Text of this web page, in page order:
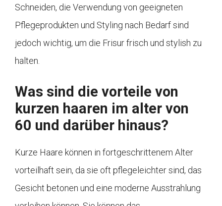
Schneiden, die Verwendung von geeigneten
Pflegeprodukten und Styling nach Bedarf sind
jedoch wichtig, um die Frisur frisch und stylish zu
halten.
Was sind die vorteile von
kurzen haaren im alter von
60 und darüber hinaus?
Kurze Haare können in fortgeschrittenem Alter
vorteilhaft sein, da sie oft pflegeleichter sind, das
Gesicht betonen und eine moderne Ausstrahlung